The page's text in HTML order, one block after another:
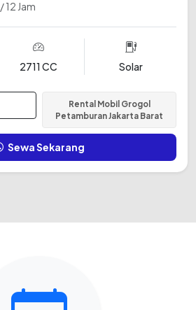
/ 12 Jam
2711 CC Solar
Rental Mobil Grogol
Petamburan Jakarta Barat
Sewa Sekarang